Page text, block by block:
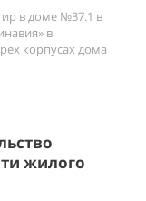
в доме №37.1 в
в
корпусах дома
жилого